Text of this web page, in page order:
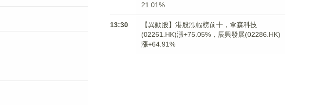
21.01%
13:30
【異動股】港股漲幅榜前十，拿森科技
(02261.HK)漲+75.05%，辰興發展(02286.HK)
漲+64.91%